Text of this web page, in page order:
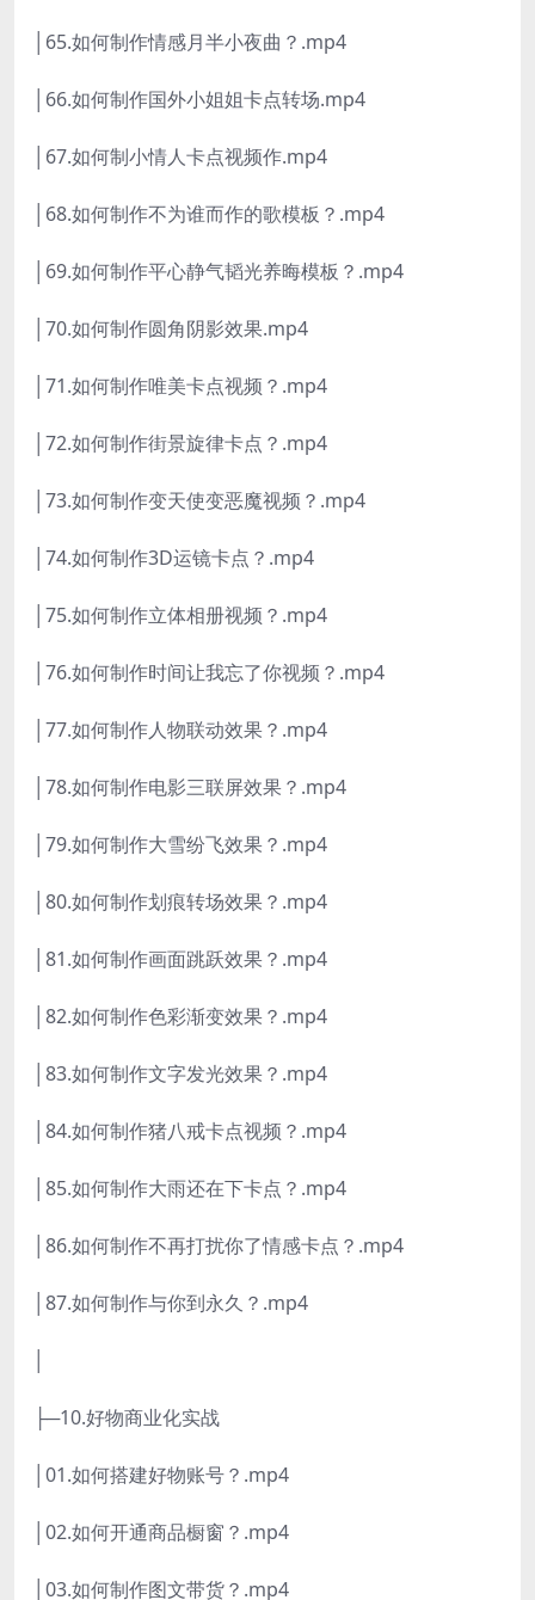
│65.如何制作情感月半小夜曲？.mp4
│66.如何制作国外小姐姐卡点转场.mp4
│67.如何制小情人卡点视频作.mp4
│68.如何制作不为谁而作的歌模板？.mp4
│69.如何制作平心静气韬光养晦模板？.mp4
│70.如何制作圆角阴影效果.mp4
│71.如何制作唯美卡点视频？.mp4
│72.如何制作街景旋律卡点？.mp4
│73.如何制作变天使变恶魔视频？.mp4
│74.如何制作3D运镜卡点？.mp4
│75.如何制作立体相册视频？.mp4
│76.如何制作时间让我忘了你视频？.mp4
│77.如何制作人物联动效果？.mp4
│78.如何制作电影三联屏效果？.mp4
│79.如何制作大雪纷飞效果？.mp4
│80.如何制作划痕转场效果？.mp4
│81.如何制作画面跳跃效果？.mp4
│82.如何制作色彩渐变效果？.mp4
│83.如何制作文字发光效果？.mp4
│84.如何制作猪八戒卡点视频？.mp4
│85.如何制作大雨还在下卡点？.mp4
│86.如何制作不再打扰你了情感卡点？.mp4
│87.如何制作与你到永久？.mp4
├─10.好物商业化实战
│01.如何搭建好物账号？.mp4
│02.如何开通商品橱窗？.mp4
│03.如何制作图文带货？.mp4